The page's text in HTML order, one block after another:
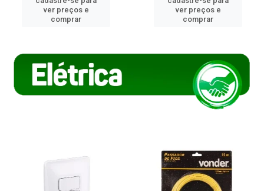
ver preços e
comprar
ver preços e
comprar